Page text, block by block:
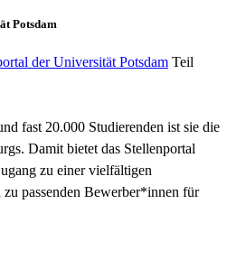
Potsdam
der Universität Potsdam Teil
fast 20.000 Studierenden ist sie die
Damit bietet das Stellenportal
zu einer vielfältigen
passenden Bewerber*innen für